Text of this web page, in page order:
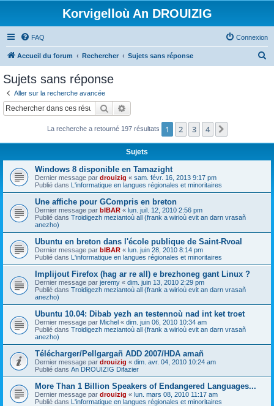
Korvigelloù An DROUIZIG
FAQ Connexion
Accueil du forum Rechercher Sujets sans réponse
c
Sujets sans réponse
Aller sur la recherche avancée
Rechercher
La recherche a retourné 197 résultats 1 2 3 4
Sujets
Windows 8 disponible en Tamazight
Dernier message par drouizig « sam. févr. 16, 2013 9:17 pm
Publié dans L'informatique en langues régionales et minoritaires
Une affiche pour GCompris en breton
Dernier message par bIBAR « lun. juil. 12, 2010 2:56 pm
Publié dans Troidigezh meziantoù all (frank a wirioù evit an darn vrasañ
anezho)
Ubuntu en breton dans l'école publique de Saint-Rvoal
Dernier message par bIBAR « lun. juin 28, 2010 8:14 pm
Publié dans L'informatique en langues régionales et minoritaires
Implijout Firefox (hag ar re all) e brezhoneg gant Linux ?
Dernier message par jeremy « dim. juin 13, 2010 2:29 pm
Publié dans Troidigezh meziantoù all (frank a wirioù evit an darn vrasañ
anezho)
Ubuntu 10.04: Dibab yezh an testennoù nad int ket troet
Dernier message par Michel « dim. juin 06, 2010 10:34 am
Publié dans Troidigezh meziantoù all (frank a wirioù evit an darn vrasañ
anezho)
Télécharger/Pellgargañ ADD 2007/HDA amañ
Dernier message par drouizig « dim. avr. 04, 2010 10:24 am
Publié dans An DROUIZIG Difazier
More Than 1 Billion Speakers of Endangered Languages...
Dernier message par drouizig « lun. mars 08, 2010 11:17 am
Publié dans L'informatique en langues régionales et minoritaires